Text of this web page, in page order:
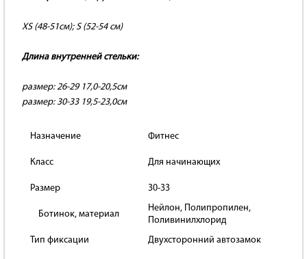
XS (48-51см); S (52-54 см)
Длина внутренней стельки:
размер: 26-29 17,0-20,5см
размер: 30-33 19,5-23,0см
Назначение Фитнес
Класс Для начинающих
Размер 30-33
Ботинок, материал
Нейлон, Полипропилен,
Поливинилхлорид
Тип фиксации
Двухсторонний автозамок